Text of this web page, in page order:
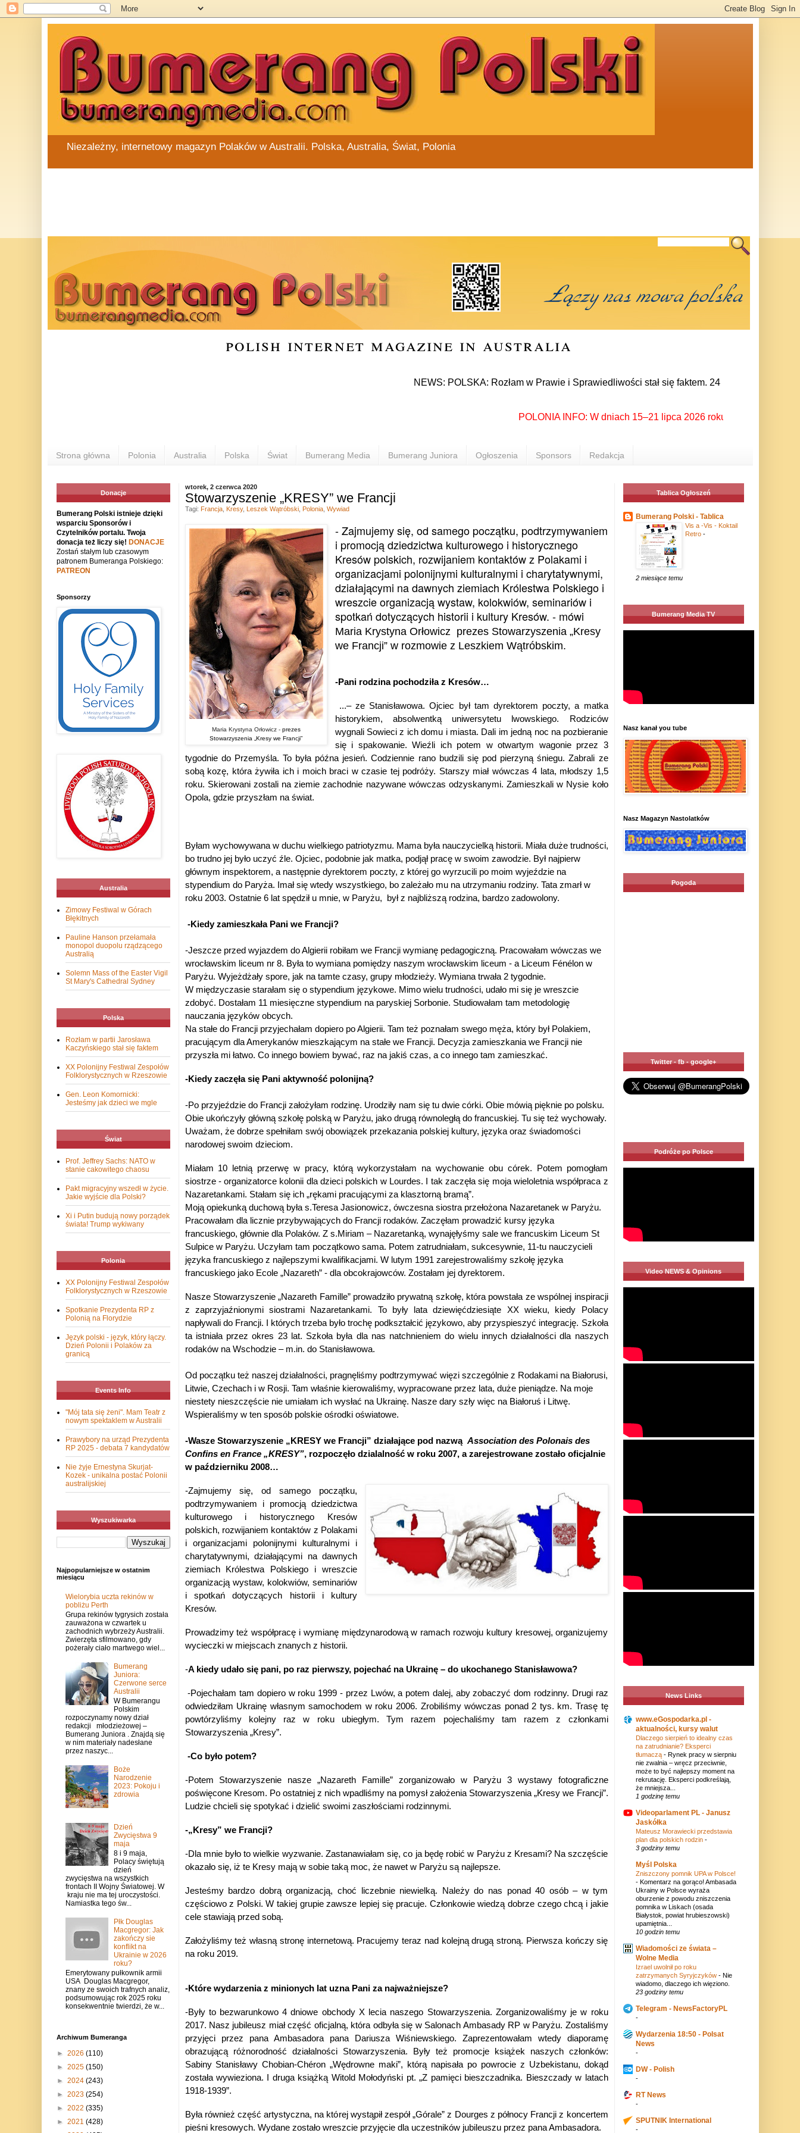
Niezależny, internetowy magazyn Polaków w Australii. Polska, Australia, Świat, Polonia
polish internet magazine in australia
NEWS: POLSKA: Rozłam w Prawie i Sprawiedliwości stał się faktem. 24 lipca prezes partii
POLONIA INFO: W dniach 15–21 lipca 2026 roku Rzeszów
Strona główna Polonia Australia Polska Świat Bumerang Media Bumerang Juniora Ogłoszenia Sponsors Redakcja
wtorek, 2 czerwca 2020
Stowarzyszenie „KRESY” we Francji
Maria Krystyna Orłowicz - prezes
Stowarzyszenia „Kresy we Francji”
- Zajmujemy się, od samego początku, podtrzymywaniem
i promocją dziedzictwa kulturowego i historycznego
Kresów polskich, rozwijaniem kontaktów z Polakami i
organizacjami polonijnymi kulturalnymi i charytatywnymi,
działającymi na dawnych ziemiach Królestwa Polskiego i
wreszcie organizacją wystaw, kolokwiów, seminariów i
spotkań dotyczących historii i kultury Kresów. - mówi
Maria Krystyna Orłowicz prezes Stowarzyszenia „Kresy
we Francji” w rozmowie z Leszkiem Wątróbskim.
-Pani rodzina pochodziła z Kresów…
...– ze Stanisławowa. Ojciec był tam dyrektorem poczty, a matka
historykiem, absolwentką uniwersytetu lwowskiego. Rodziców
wygnali Sowieci z ich domu i miasta. Dali im jedną noc na pozbieranie
się i spakowanie. Wieźli ich potem w otwartym wagonie przez 3
tygodnie do Przemyśla. To była późna jesień. Codziennie rano budzili się pod pierzyną śniegu. Zabrali ze
sobą kozę, która żywiła ich i moich braci w czasie tej podróży. Starszy miał wówczas 4 lata, młodszy 1,5
roku. Skierowani zostali na ziemie zachodnie nazywane wówczas odzyskanymi. Zamieszkali w Nysie koło
Opola, gdzie przyszłam na świat.
Byłam wychowywana w duchu wielkiego patriotyzmu. Mama była nauczycielką historii. Miała duże trudności,
bo trudno jej było uczyć źle. Ojciec, podobnie jak matka, podjął pracę w swoim zawodzie. Był najpierw
głównym inspektorem, a następnie dyrektorem poczty, z której go wyrzucili po moim wyjeździe na
stypendium do Paryża. Imał się wtedy wszystkiego, bo zależało mu na utrzymaniu rodziny. Tata zmarł w
roku 2003. Ostatnie 6 lat spędził u mnie, w Paryżu,
był z najbliższą rodzina, bardzo zadowolony.
-Kiedy zamieszkała Pani we Francji?
-Jeszcze przed wyjazdem do Algierii robiłam we Francji wymianę pedagogiczną. Pracowałam wówczas we
wrocławskim liceum nr 8. Była to wymiana pomiędzy naszym wrocławskim liceum - a Liceum Fénélon w
Paryżu. Wyjeżdżały spore, jak na tamte czasy, grupy młodzieży. Wymiana trwała 2 tygodnie.
W międzyczasie starałam się o stypendium językowe. Mimo wielu trudności, udało mi się je wreszcie
zdobyć. Dostałam 11 miesięczne stypendium na paryskiej Sorbonie. Studiowałam tam metodologię
nauczania języków obcych.
Na stałe do Francji przyjechałam dopiero po Algierii. Tam też poznałam swego męża, który był Polakiem,
pracującym dla Amerykanów mieszkającym na stałe we Francji. Decyzja zamieszkania we Francji nie
przyszła mi łatwo. Co innego bowiem bywać, raz na jakiś czas, a co innego tam zamieszkać.
-Kiedy zaczęła się Pani aktywność polonijną?
-Po przyjeździe do Francji założyłam rodzinę. Urodziły nam się tu dwie córki. Obie mówią pięknie po polsku.
Obie ukończyły główną szkołę polską w Paryżu, jako drugą równoległą do francuskiej. Tu się też wychowały.
Uważam, że dobrze spełniłam swój obowiązek przekazania polskiej kultury, języka oraz świadomości
narodowej swoim dzieciom.
Miałam 10 letnią przerwę w pracy, którą wykorzystałam na wychowanie obu córek. Potem pomogłam
siostrze - organizatorce kolonii dla dzieci polskich w Lourdes. I tak zaczęła się moja wieloletnia współpraca z
Nazaretankami. Stałam się ich „rękami pracującymi za klasztorną bramą”.
Moją opiekunką duchową była s.Teresa Jasionowicz, ówczesna siostra przełożona Nazaretanek w Paryżu.
Pracowałam dla licznie przybywających do Francji rodaków. Zaczęłam prowadzić kursy języka
francuskiego, głównie dla Polaków. Z s.Miriam – Nazaretanką, wynajęłyśmy sale we francuskim Liceum St
Sulpice w Paryżu. Uczyłam tam początkowo sama. Potem zatrudniałam, sukcesywnie, 11-tu nauczycieli
języka francuskiego z najlepszymi kwalifikacjami. W lutym 1991 zarejestrowaliśmy szkołę języka
francuskiego jako Ecole „Nazareth” - dla obcokrajowców. Zostałam jej dyrektorem.
Nasze Stowarzyszenie „Nazareth Famille” prowadziło prywatną szkołę, która powstała ze wspólnej inspiracji
z zaprzyjaźnionymi siostrami Nazaretankami. To były lata dziewięćdziesiąte XX wieku, kiedy Polacy
napływali do Francji. I których trzeba było trochę podkształcić językowo, aby przyspieszyć integrację. Szkoła
ta istniała przez okres 23 lat. Szkoła była dla nas natchnieniem do wielu innych działalności dla naszych
rodaków na Wschodzie – m.in. do Stanisławowa.
Od początku też naszej działalności, pragnęliśmy podtrzymywać więzi szczególnie z Rodakami na Białorusi,
Litwie, Czechach i w Rosji. Tam właśnie kierowaliśmy, wypracowane przez lata, duże pieniądze. Na moje
niestety nieszczęście nie umiałam ich wysłać na Ukrainę. Nasze dary szły więc na Białoruś i Litwę.
Wspieraliśmy w ten sposób polskie ośrodki oświatowe.
-Wasze Stowarzyszenie „KRESY we Francji” działające pod nazwą Association des Polonais des
Confins en France „KRESY”, rozpoczęło dzialalność w roku 2007, a zarejestrowane zostało oficjalnie
w październiku 2008…
-Zajmujemy się, od samego początku,
podtrzymywaniem i promocją dziedzictwa
kulturowego i historycznego Kresów
polskich, rozwijaniem kontaktów z Polakami
i organizacjami polonijnymi kulturalnymi i
charytatywnymi, działającymi na dawnych
ziemiach Królestwa Polskiego i wreszcie
organizacją wystaw, kolokwiów, seminariów
i spotkań dotyczących historii i kultury
Kresów.
Prowadzimy też współpracę i wymianę międzynarodową w ramach rozwoju kultury kresowej, organizujemy
wycieczki w miejscach znanych z historii.
-A kiedy udało się pani, po raz pierwszy, pojechać na Ukrainę – do ukochanego Stanisławowa?
-Pojechałam tam dopiero w roku 1999 - przez Lwów, a potem dalej, aby zobaczyć dom rodzinny. Drugi raz
odwiedziłam Ukrainę własnym samochodem w roku 2006. Zrobiliśmy wówczas ponad 2 tys. km. Trasę tę
powtórzyliśmy kolejny raz w roku ubiegłym. Tym razem pojechaliśmy tam razem z członkami
Stowarzyszenia „Kresy”.
-Co było potem?
-Potem Stowarzyszenie nasze „Nazareth Famille” zorganizowało w Paryżu 3 wystawy fotograficzne
poświęcone Kresom. Po ostatniej z nich wpadliśmy na pomysł założenia Stowarzyszenia „Kresy we Francji”.
Ludzie chcieli się spotykać i dzielić swoimi zaszłościami rodzinnymi.
-„Kresy” we Francji?
-Dla mnie było to wielkie wyzwanie. Zastanawiałam się, co ja będę robić w Paryżu z Kresami? Na szczęście
okazało się, iż te Kresy mają w sobie taką moc, że nawet w Paryżu są najlepsze.
Jesteśmy bardzo dobrą organizacją, choć liczebnie niewielką. Należy do nas ponad 40 osób – w tym
częściowo z Polski. W takiej grupie zawsze lepiej się pracuje. Członkowie wiedzą dobrze czego chcą i jakie
cele stawiają przed sobą.
Założyliśmy też własną stronę internetową. Pracujemy teraz nad kolejną drugą stroną. Pierwsza kończy się
na roku 2019.
-Które wydarzenia z minionych lat uzna Pani za najważniejsze?
-Były to bezwarunkowo 4 dniowe obchody X lecia naszego Stowarzyszenia. Zorganizowaliśmy je w roku
2017. Nasz jubileusz miał część oficjalną, która odbyła się w Salonach Ambasady RP w Paryżu. Zostaliśmy
przyjęci przez pana Ambasadora pana Dariusza Wiśniewskiego. Zaprezentowałam wtedy diaporamę
obrazującą różnorodność działalności Stowarzyszenia. Były też promocje książek naszych członków:
Sabiny Stanisławy Chobian-Chéron „Wędrowne maki”, którą napisała po powrocie z Uzbekistanu, dokąd
została wywieziona. I druga książką Witold Mołodyński pt. „Z pamięci bieszczadnika. Bieszczady w latach
1918-1939”.
Była również część artystyczna, na której wystąpił zespół „Górale” z Dourges z północy Francji z koncertem
pieśni kresowych. Wydane zostało wreszcie przyjęcie dla uczestników jubileuszu przez pana Ambasadora.
Tagi: Francja, Kresy, Leszek Wątróbski, Polonia, Wywiad
Donacje
Bumerang Polski istnieje dzięki
wsparciu Sponsorów i
Czytelników portalu. Twoja
donacja też liczy się! DONACJE
Zostań stałym lub czasowym
patronem Bumeranga Polskiego:
PATREON
Sponsorzy
Australia
Zimowy Festiwal w Górach
Błękitnych
Pauline Hanson przełamała
monopol duopolu rządzącego
Australią
Solemn Mass of the Easter Vigil
St Mary's Cathedral Sydney
Polska
Rozłam w partii Jarosława
Kaczyńskiego stał się faktem
XX Polonijny Festiwal Zespołów
Folklorystycznych w Rzeszowie
Gen. Leon Komornicki:
Jesteśmy jak dzieci we mgle
Świat
Prof. Jeffrey Sachs: NATO w
stanie cakowitego chaosu
Pakt migracyjny wszedł w życie.
Jakie wyjście dla Polski?
Xi i Putin budują nowy porządek
świata! Trump wykiwany
Polonia
XX Polonijny Festiwal Zespołów
Folklorystycznych w Rzeszowie
Spotkanie Prezydenta RP z
Polonią na Florydzie
Język polski - język, który łączy.
Dzień Polonii i Polaków za
granicą
Events Info
"Mój tata się żeni". Mam Teatr z
nowym spektaklem w Australii
Prawybory na urząd Prezydenta
RP 2025 - debata 7 kandydatów
Nie żyje Ernestyna Skurjat-
Kozek - unikalna postać Polonii
australijskiej
Wyszukiwarka
Najpopularniejsze w ostatnim
miesiącu
Wielorybia uczta rekinów w
pobliżu Perth
Grupa rekinów tygrysich została
zauważona w czwartek u
zachodnich wybrzeży Australii.
Zwierzęta sfilmowano, gdy
pożerały ciało martwego wiel...
Bumerang
Juniora:
Czerwone serce
Australii
W Bumerangu
Polskim
rozpoczynamy nowy dział
redakcji młodzieżowej –
Bumerang Juniora . Znajdą się
w nim materiały nadesłane
przez naszyc...
Boże
Narodzenie
2023: Pokoju i
zdrowia
Dzień
Zwycięstwa 9
maja
8 i 9 maja,
Polacy świętują
dzień
zwycięstwa na wszystkich
frontach II Wojny Światowej. W
kraju nie ma tej uroczystości.
Namiastka tego św...
Płk Douglas
Macgregor: Jak
zakończy sie
konflikt na
Ukrainie w 2026
roku?
Emerytowany pułkownik armii
USA Douglas Macgregor,
znany ze swoich trafnych analiz,
podsumowując rok 2025 roku
konsekwentnie twierdzi, że w...
Archiwum Bumeranga
► 2026 (110)
► 2025 (150)
► 2024 (243)
► 2023 (254)
► 2022 (335)
► 2021 (428)
Tablica Ogłoszeń
Bumerang Polski - Tablica
Vis a -Vis - Koktail
Retro -
2 miesiące temu
Bumerang Media TV
Nasz kanał you tube
Nasz Magazyn Nastolatków
Pogoda
Twitter - fb - google+
Podróże po Polsce
Video NEWS & Opinions
News Links
www.eGospodarka.pl -
aktualności, kursy walut
Dlaczego sierpień to idealny czas
na zatrudnianie? Eksperci
tłumaczą - Rynek pracy w sierpniu
nie zwalnia – wręcz przeciwnie,
może to być najlepszy moment na
rekrutację. Eksperci podkreślają,
że mniejsza...
1 godzinę temu
Videoparlament PL - Janusz
Jaskółka
Mateusz Morawiecki przedstawia
plan dla polskich rodzin -
3 godziny temu
Myśl Polska
Zniszczony pomnik UPA w Polsce!
- Komentarz na gorąco! Ambasada
Ukrainy w Polsce wyraża
oburzenie z powodu zniszczenia
pomnika w Liskach (osada
Białystok, powiat hrubieszowski)
upamiętnia...
10 godzin temu
Wiadomości ze świata –
Wolne Media
Izrael uwolnił po roku
zatrzymanych Syryjczyków - Nie
wiadomo, dlaczego ich więziono.
23 godziny temu
Telegram - NewsFactoryPL
-
Wydarzenia 18:50 - Polsat
News
-
DW - Polish
-
RT News
-
SPUTNIK International
-